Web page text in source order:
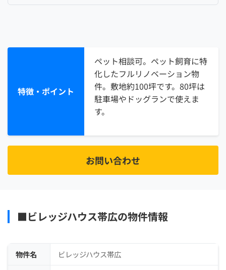
特徴・ポイント
ペット相談可。ペット飼育に特
化したフルリノベーション物
件。敷地約100坪です。80坪は
駐車場やドッグランで使えま
す。
お問い合わせ
■ビレッジハウス帯広の物件情報
物件名 ビレッジハウス帯広